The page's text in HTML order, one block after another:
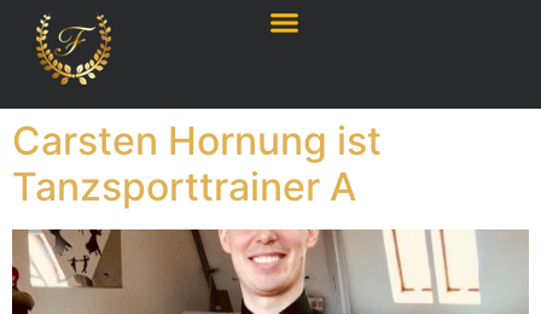
Carsten Hornung ist
Tanzsporttrainer A